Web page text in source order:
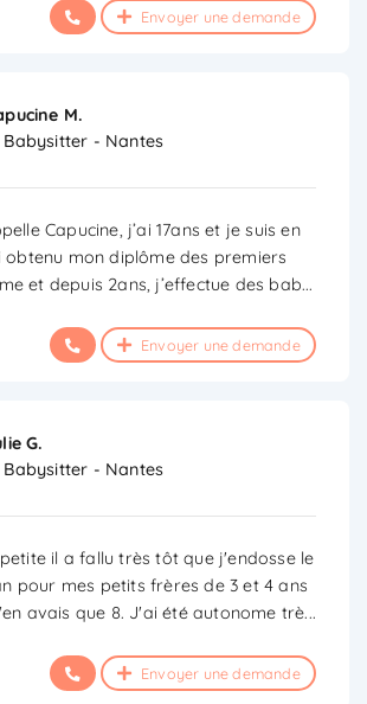
Envoyer une demande
M.
Babysitter - Nantes
Capucine, j’ai 17ans et je suis en
obtenu mon diplôme des premiers
et depuis 2ans, j’effectue des bab...
Envoyer une demande
G.
Babysitter - Nantes
il a fallu très tôt que j'endosse le
pour mes petits frères de 3 et 4 ans
avais que 8. J'ai été autonome trè...
Envoyer une demande